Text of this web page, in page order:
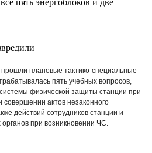
плановые тактико-специальные
пять учебных вопросов,
физической защиты станции при
совершении актов незаконного
действий сотрудников станции и
при возникновении ЧС.